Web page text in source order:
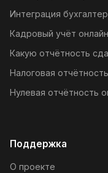
Интеграция
Кадровый учёт онлайн
Какую отчётность
Налоговая
Нулевая отчётность
Поддержка
О проекте